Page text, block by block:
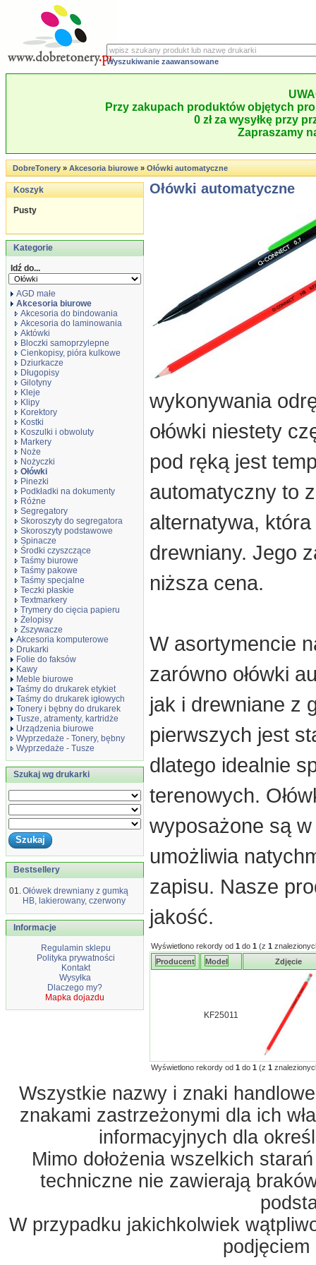
Wyszukiwanie zaawansowane
Przy zakupach produktów objętych
0 zł za wysyłkę przy
Zapraszamy
DobreTonery»Akcesoria biurowe»Ołówki automatyczne
Koszyk
Pusty
Kategorie
Idź do...
AGD małe
Akcesoria biurowe
Akcesoria do bindowania
Akcesoria do laminowania
Aktówki
Bloczki samoprzylepne
Cienkopisy, pióra kulkowe
Dziurkacze
Długopisy
Gilotyny
Kleje
Klipy
Korektory
Kostki
Koszulki i obwoluty
Markery
Noże
Nożyczki
Ołówki
Pinezki
Podkładki na dokumenty
Różne
Segregatory
Skoroszyty do segregatora
Skoroszyty podstawowe
Spinacze
Środki czyszczące
Taśmy biurowe
Taśmy pakowe
Taśmy specjalne
Teczki płaskie
Textmarkery
Trymery do cięcia papieru
Żelopisy
Zszywacze
Akcesoria komputerowe
Drukarki
Folie do faksów
Kawy
Meble biurowe
Taśmy do drukarek etykiet
Taśmy do drukarek igłowych
Tonery i bębny do drukarek
Tusze, atramenty, kartridże
Urządzenia biurowe
Wyprzedaże - Tonery, bębny
Wyprzedaże - Tusze
Szukaj wg drukarki
Bestsellery
01.Ołówek drewniany z gumką
HB, lakierowany, czerwony
Informacje
Regulamin sklepu
Polityka prywatności
Kontakt
Wysyłka
Dlaczego my?
Mapka dojazdu
Ołówki automatyczne
wykonywania
ołówki niestety
pod ręką jest
automatyczny to
alternatywa,
drewniany. Jego
niższa cena.
W asortymencie
zarówno ołówki
jak i drewniane z
pierwszych jest
dlatego idealnie
terenowych.
wyposażone są
umożliwia
zapisu. Nasze
jakość.
Wyświetlono rekordy od 1 do 1 (z 1
Producent
Model Zdjęcie
KF25011
Wyświetlono rekordy od 1 do 1 (z 1
Wszystkie nazwy i znaki
znakami zastrzeżonymi dla ich
informacyjnych dla
Mimo dołożenia wszelkich
techniczne nie zawierają
W przypadku jakichkolwiek